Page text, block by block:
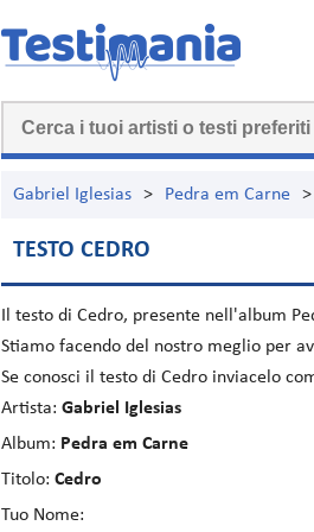
Gabriel Iglesias > Pedra em Carne >
TESTO CEDRO
Il testo di Cedro, presente nell'album
Stiamo facendo del nostro meglio per
Se conosci il testo di Cedro inviacelo
Artista: Gabriel Iglesias
Album: Pedra em Carne
Titolo: Cedro
Tuo Nome: